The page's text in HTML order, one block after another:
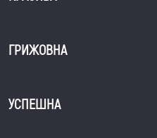
ГРИЖОВНА
УСПЕШНА